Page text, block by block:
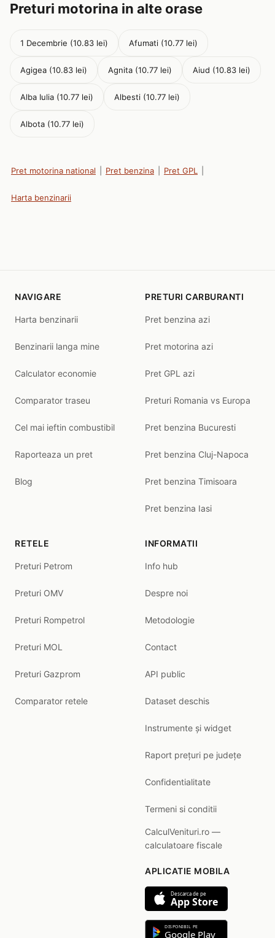
Preturi motorina in alte orase
1 Decembrie (10.83 lei) Afumati (10.77 lei)
Agigea (10.83 lei) Agnita (10.77 lei) Aiud (10.83 lei)
Alba Iulia (10.77 lei) Albesti (10.77 lei)
Albota (10.77 lei)
Pret motorina national Pret benzina Pret GPL
Harta benzinarii
NAVIGARE
Harta benzinarii
Benzinarii langa mine
Calculator economie
Comparator traseu
Cel mai ieftin combustibil
Raporteaza un pret
Blog
PRETURI CARBURANTI
Pret benzina azi
Pret motorina azi
Pret GPL azi
Preturi Romania vs Europa
Pret benzina Bucuresti
Pret benzina Cluj-Napoca
Pret benzina Timisoara
Pret benzina Iasi
RETELE
Preturi Petrom
Preturi OMV
Preturi Rompetrol
Preturi MOL
Preturi Gazprom
Comparator retele
INFORMATII
Info hub
Despre noi
Metodologie
Contact
API public
Dataset deschis
Instrumente și widget
Raport prețuri pe județe
Confidentialitate
Termeni si conditii
CalculVenituri.ro —
calculatoare fiscale
APLICATIE MOBILA
Descarca de pe
App Store
DISPONIBIL PE
Google Play